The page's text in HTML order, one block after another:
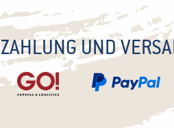
ZAHLUNG UND